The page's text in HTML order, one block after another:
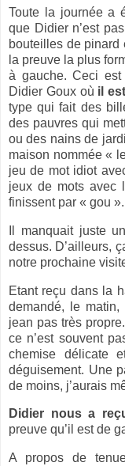
Toute la journée a
que Didier n’est
bouteilles de
la preuve la plus
à gauche. Ceci
Didier Goux où il
type qui fait des
des pauvres qui
ou des nains de
maison nommée «
jeu de mot idiot
jeux de mots avec
finissent par « gou ».
Il manquait juste
dessus. D’ailleurs,
notre prochaine
Etant reçu dans la
demandé, le matin,
jean pas très
ce n’est souvent
chemise délicate
déguisement. Une
de moins, j’aurais
Didier nous a
preuve qu’il est de
A propos de